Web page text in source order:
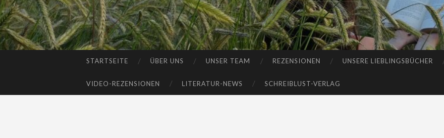
STARTSEITE ÜBER UNS UNSER TEAM REZENSIONEN UNSERE LIEBLINGSBÜCHER
VIDEO-REZENSIONEN LITERATUR-NEWS SCHREIBLUST-VERLAG